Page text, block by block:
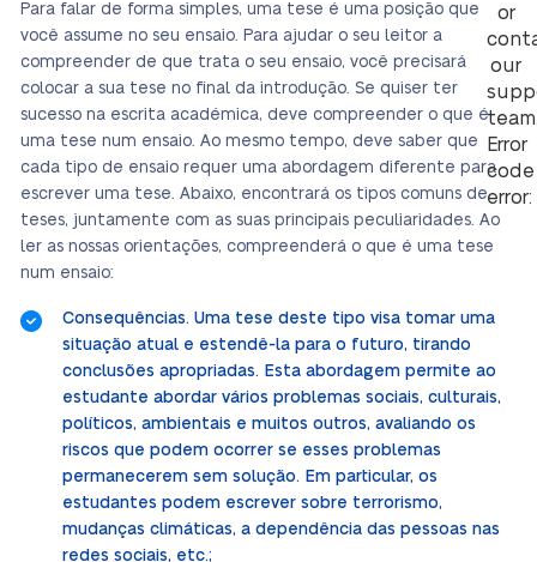
or
our
Error
code
error:
Para falar de forma simples, uma tese é uma posição que
você assume no seu ensaio. Para ajudar o seu leitor a
compreender de que trata o seu ensaio, você precisará
colocar a sua tese no final da introdução. Se quiser ter
sucesso na escrita académica, deve compreender o que é
uma tese num ensaio. Ao mesmo tempo, deve saber que
cada tipo de ensaio requer uma abordagem diferente para
escrever uma tese. Abaixo, encontrará os tipos comuns de
teses, juntamente com as suas principais peculiaridades. Ao
ler as nossas orientações, compreenderá o que é uma tese
num ensaio:
Consequências. Uma tese deste tipo visa tomar uma
situação atual e estendê-la para o futuro, tirando
conclusões apropriadas. Esta abordagem permite ao
estudante abordar vários problemas sociais, culturais,
políticos, ambientais e muitos outros, avaliando os
riscos que podem ocorrer se esses problemas
permanecerem sem solução. Em particular, os
estudantes podem escrever sobre terrorismo,
mudanças climáticas, a dependência das pessoas nas
redes sociais, etc.;